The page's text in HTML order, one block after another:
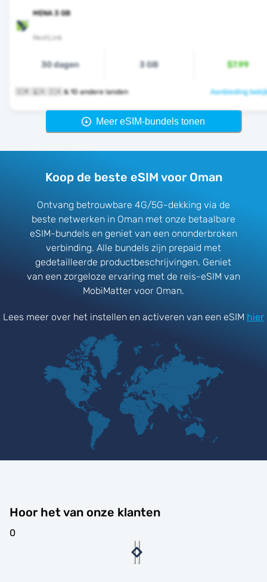
MENA 3 GB
NextLink
30 dagen 3 GB $7.99
🇴🇲 🇶🇦 🇸🇦 & 10 andere landen Aanbieding
Meer eSIM-bundels tonen
Koop de beste eSIM voor Oman
Ontvang betrouwbare 4G/5G-dekking via de
beste netwerken in Oman met onze betaalbare
eSIM-bundels en geniet van een ononderbroken
verbinding. Alle bundels zijn prepaid met
gedetailleerde productbeschrijvingen. Geniet
van een zorgeloze ervaring met de reis-eSIM van
MobiMatter voor Oman.
Lees meer over het instellen en activeren van een eSIM hier
Hoor het van onze klanten
0